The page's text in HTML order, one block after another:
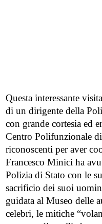
Questa interessante
di un dirigente della
con grande cortesia ed
Centro Polifunzionale
riconoscenti per aver
Francesco Minici ha
Polizia di Stato con le
sacrificio dei suoi
guidata al Museo delle
celebri, le mitiche